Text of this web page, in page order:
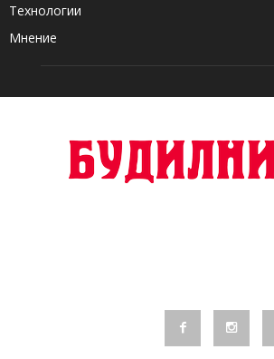
Технологии
Мнение